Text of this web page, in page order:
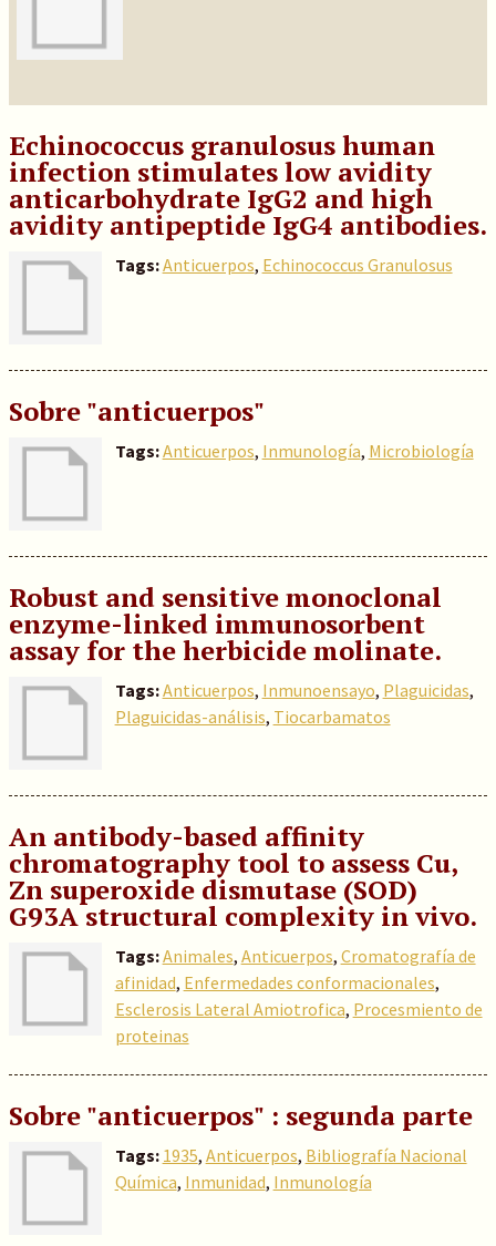
Echinococcus granulosus human
infection stimulates low avidity
anticarbohydrate IgG2 and high
avidity antipeptide IgG4 antibodies.
Tags:Anticuerpos, Echinococcus Granulosus
Sobre "anticuerpos"
Tags:Anticuerpos, Inmunología, Microbiología
Robust and sensitive monoclonal
enzyme-linked immunosorbent
assay for the herbicide molinate.
Tags:Anticuerpos, Inmunoensayo, Plaguicidas,
Plaguicidas-análisis, Tiocarbamatos
An antibody-based affinity
chromatography tool to assess Cu,
Zn superoxide dismutase (SOD)
G93A structural complexity in vivo.
Tags:Animales, Anticuerpos, Cromatografía de
afinidad, Enfermedades conformacionales,
Esclerosis Lateral Amiotrofica, Procesmiento de
proteinas
Sobre "anticuerpos" : segunda parte
Tags: 1935, Anticuerpos, Bibliografía Nacional
Química, Inmunidad, Inmunología